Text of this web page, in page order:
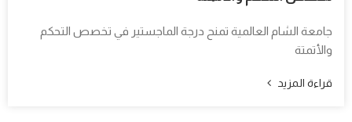
جامعة الشام العالمية تمنح درجة الماجستير في تخصص التحكم
والأتمتة
قراءة المزيد